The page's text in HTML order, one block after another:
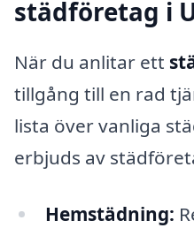
städföretag i
När du anlitar ett
tillgång till en rad
lista över vanliga
erbjuds av
Hemstädning: